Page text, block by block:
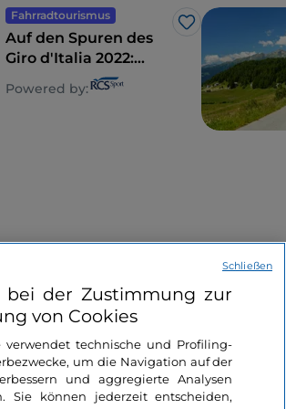
Fahrradtourismus
Like
Auf den Spuren des
Giro d'Italia 2022:
Isernia – Blockhaus
Powered by:
über die Seite
bei der Zustimmung zur
von Cookies
verwendet technische und Profiling-
um die Navigation auf der
und aggregierte Analysen
Sie können jederzeit entscheiden,
Schließen